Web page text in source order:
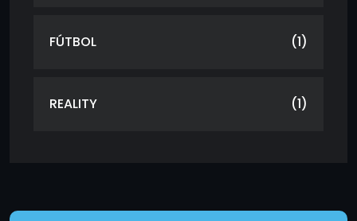
FÚTBOL (1)
REALITY (1)